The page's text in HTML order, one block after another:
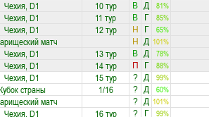
Чехия, D1 10 тур В Д 81%
Чехия, D1 11 тур В Г 85%
Чехия, D1 12 тур Н Г 65%
матч Н Д 101%
Чехия, D1 13 тур В Д 78%
Чехия, D1 14 тур П Г 88%
Чехия, D1 15 тур ? Д 99%
страны 1/16 ? Д 60%
матч ? Д 101%
Чехия, D1 16 тур ? Г 99%